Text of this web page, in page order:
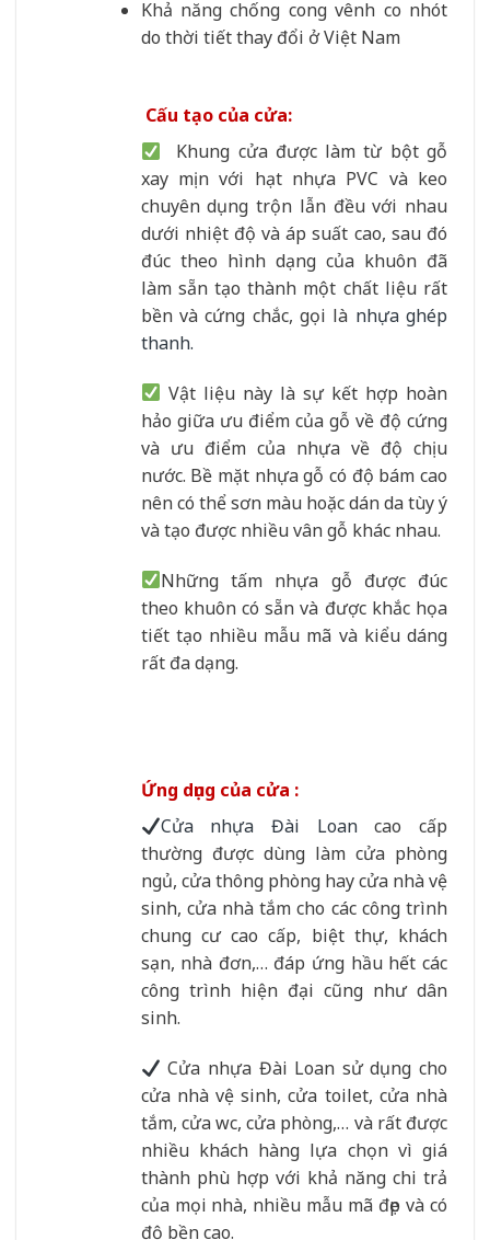
Khả năng chống cong vênh co nhót
do thời tiết thay đổi ở Việt Nam
Cấu tạo của cửa:
Khung cửa được làm từ bột gỗ
xay mịn với hạt nhựa PVC và keo
chuyên dụng trộn lẫn đều với nhau
dưới nhiệt độ và áp suất cao, sau đó
đúc theo hình dạng của khuôn đã
làm sẵn tạo thành một chất liệu rất
bền và cứng chắc, gọi là nhựa ghép
thanh.
Vật liệu này là sự kết hợp hoàn
hảo giữa ưu điểm của gỗ về độ cứng
và ưu điểm của nhựa về độ chịu
nước. Bề mặt nhựa gỗ có độ bám cao
nên có thể sơn màu hoặc dán da tùy ý
và tạo được nhiều vân gỗ khác nhau.
Những tấm nhựa gỗ được đúc
theo khuôn có sẵn và được khắc họa
tiết tạo nhiều mẫu mã và kiểu dáng
rất đa dạng.
Ứng dụng của cửa :
Cửa nhựa Đài Loancao cấp
thường được dùng làm cửa phòng
ngủ, cửa thông phòng hay cửa nhà vệ
sinh, cửa nhà tắm cho các công trình
chung cư cao cấp, biệt thự, khách
sạn, nhà đơn,… đáp ứng hầu hết các
công trình hiện đại cũng như dân
sinh.
Cửa nhựa Đài Loan sử dụng cho
cửa nhà vệ sinh, cửa toilet, cửa nhà
tắm, cửa wc, cửa phòng,… và rất được
nhiều khách hàng lựa chọn vì giá
thành phù hợp với khả năng chi trả
của mọi nhà, nhiều mẫu mã đẹp và có
độ bền cao.